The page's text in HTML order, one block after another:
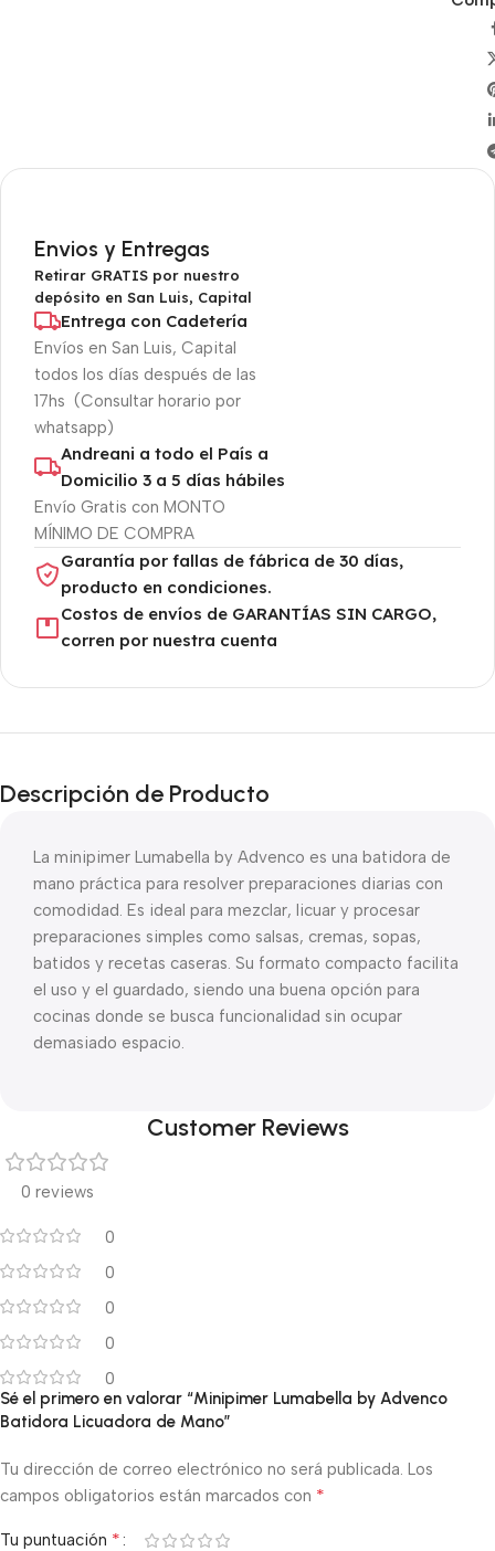
Envios y Entregas
Retirar GRATIS por nuestro
depósito en San Luis, Capital
Entrega con Cadetería
Envíos en San Luis, Capital
todos los días después de las
17hs (Consultar horario por
whatsapp)
Andreani a todo el País a
Domicilio 3 a 5 días hábiles
Envío Gratis con MONTO
MÍNIMO DE COMPRA
Garantía por fallas de fábrica de 30 días,
producto en condiciones.
Costos de envíos de GARANTÍAS SIN CARGO,
corren por nuestra cuenta
Descripción de Producto
La minipimer Lumabella by Advenco es una batidora de
mano práctica para resolver preparaciones diarias con
comodidad. Es ideal para mezclar, licuar y procesar
preparaciones simples como salsas, cremas, sopas,
batidos y recetas caseras. Su formato compacto facilita
el uso y el guardado, siendo una buena opción para
cocinas donde se busca funcionalidad sin ocupar
demasiado espacio.
Customer Reviews
0 reviews
0
0
0
0
0
Sé el primero en valorar “Minipimer Lumabella by Advenco
Batidora Licuadora de Mano”
Tu dirección de correo electrónico no será publicada. Los
campos obligatorios están marcados con *
Tu puntuación *